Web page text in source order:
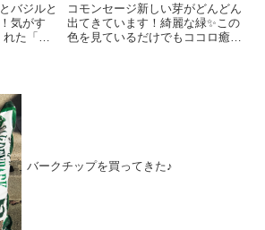
バジルと
気がす
た「ハ
ほうか
のひょろ
コモンセージ新しい芽がどんどん
出てきています！綺麗な緑✨この
色を見ているだけでもココロ癒さ
バークチップを買ってきた♪